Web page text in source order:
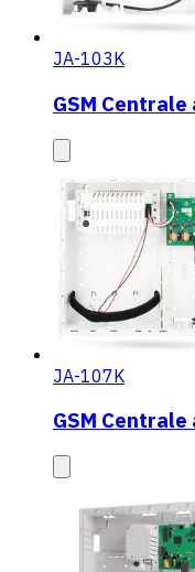
JA-103K
GSM
JA-107K
GSM